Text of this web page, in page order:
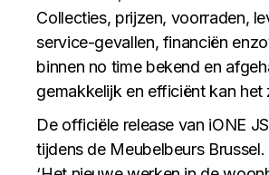
Collecties, prijzen, voorraden,
service-gevallen, financiën
binnen no time bekend en
gemakkelijk en efficiënt kan het
De officiële release van iONE
tijdens de Meubelbeurs